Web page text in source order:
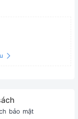
bảo mật